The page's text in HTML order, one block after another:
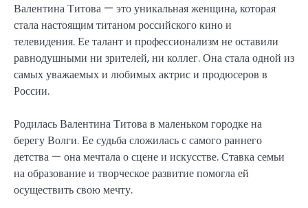
Валентина Титова — это уникальная женщина, которая
стала настоящим титаном российского кино и
телевидения. Ее талант и профессионализм не оставили
равнодушными ни зрителей, ни коллег. Она стала одной из
самых уважаемых и любимых актрис и продюсеров в
России.
Родилась Валентина Титова в маленьком городке на
берегу Волги. Ее судьба сложилась с самого раннего
детства — она мечтала о сцене и искусстве. Ставка семьи
на образование и творческое развитие помогла ей
осуществить свою мечту.